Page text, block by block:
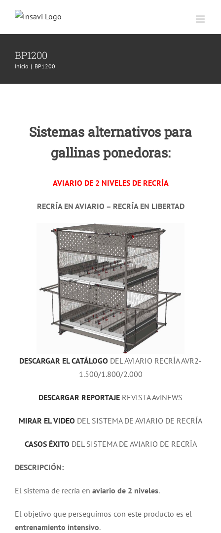
contenido
BP1200
Inicio | BP1200
Sistemas alternativos para
gallinas ponedoras:
AVIARIO DE 2 NIVELES DE RECRÍA
RECRÍA EN AVIARIO – RECRÍA EN LIBERTAD
DESCARGAR EL CATÁLOGO DEL AVIARIO RECRÍA AVR2-
1.500/1.800/2.000
DESCARGAR REPORTAJE REVISTA AviNEWS
MIRAR EL VIDEO DEL SISTEMA DE AVIARIO DE RECRÍA
CASOS ÉXITO DEL SISTEMA DE AVIARIO DE RECRÍA
DESCRIPCIÓN:
El sistema de recría en aviario de 2 niveles.
El objetivo que perseguimos con este producto es el
entrenamiento intensivo.